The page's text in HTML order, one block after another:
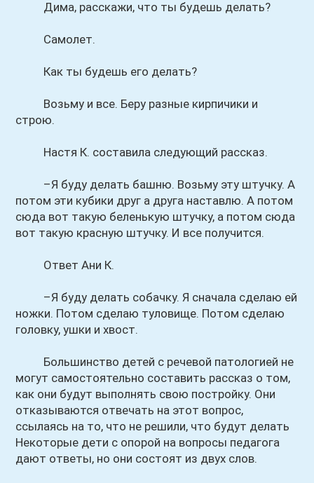
Дима, расскажи, что ты будешь делать?
Самолет.
Как ты будешь его делать?
Возьму и все. Беру разные кирпичики и
строю.
Настя К. составила следующий рассказ.
–Я буду делать башню. Возьму эту штучку. А
потом эти кубики друг а друга наставлю. А потом
сюда вот такую беленькую штучку, а потом сюда
вот такую красную штучку. И все получится.
Ответ Ани К.
–Я буду делать собачку. Я сначала сделаю ей
ножки. Потом сделаю туловище. Потом сделаю
головку, ушки и хвост.
Большинство детей с речевой патологией не
могут самостоятельно составить рассказ о том,
как они будут выполнять свою постройку. Они
отказываются отвечать на этот вопрос,
ссылаясь на то, что не решили, что будут делать
Некоторые дети с опорой на вопросы педагога
дают ответы, но они состоят из двух слов.